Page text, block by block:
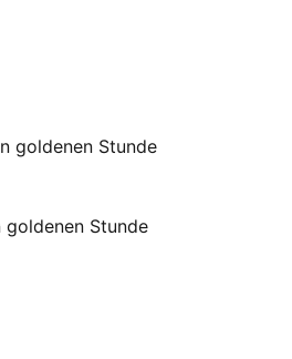
goldenen Stunde
goldenen Stunde